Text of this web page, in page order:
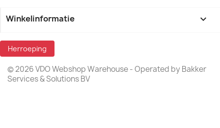
Winkelinformatie keyboard_arrow_down
Herroeping
© 2026 VDO Webshop Warehouse - Operated by Bakker
Services & Solutions BV